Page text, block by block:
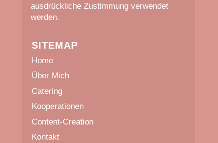
ausdrückliche Zustimmung verwendet
werden.
SITEMAP
Home
Über Mich
Catering
Kooperationen
Content-Creation
Kontakt